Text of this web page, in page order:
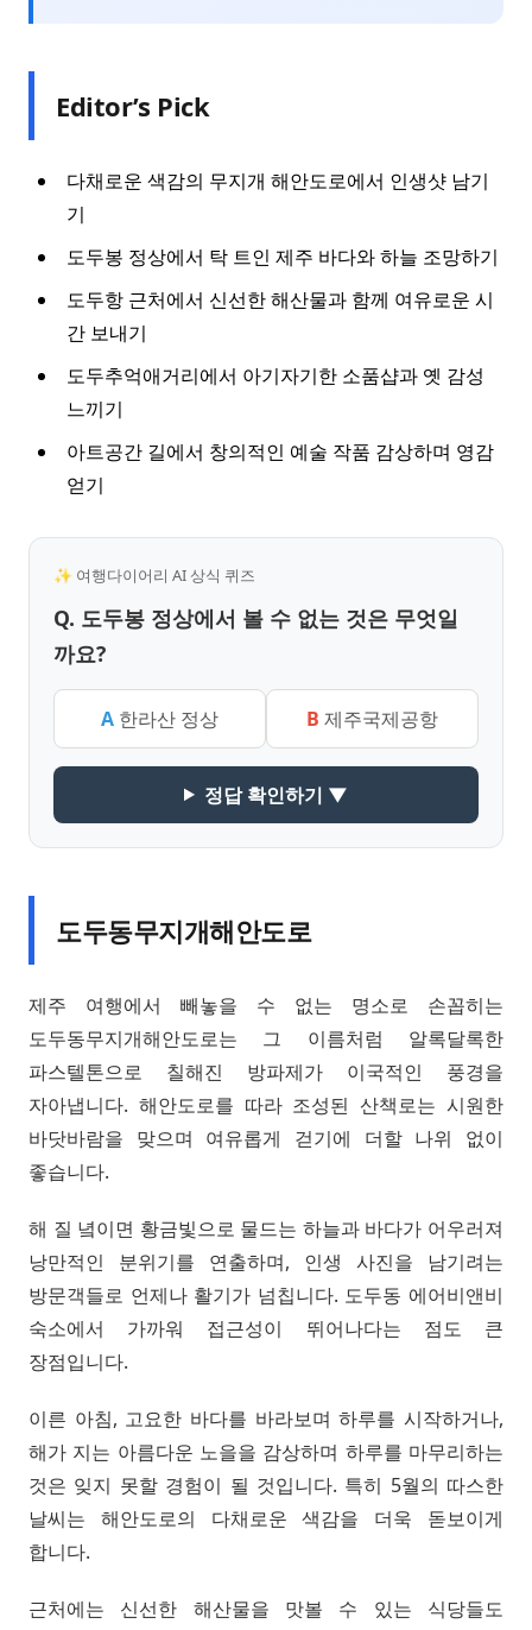
Editor’s Pick
다채로운 색감의 무지개 해안도로에서 인생샷 남기
기
도두봉 정상에서 탁 트인 제주 바다와 하늘 조망하기
도두항 근처에서 신선한 해산물과 함께 여유로운 시
간 보내기
도두추억애거리에서 아기자기한 소품샵과 옛 감성
느끼기
아트공간 길에서 창의적인 예술 작품 감상하며 영감
얻기
✨ 여행다이어리 AI 상식 퀴즈
Q. 도두봉 정상에서 볼 수 없는 것은 무엇일
까요?
A 한라산 정상 B 제주국제공항
정답 확인하기 ▼
도두동무지개해안도로
제주 여행에서 빼놓을 수 없는 명소로 손꼽히는
도두동무지개해안도로는 그 이름처럼 알록달록한
파스텔톤으로 칠해진 방파제가 이국적인 풍경을
자아냅니다. 해안도로를 따라 조성된 산책로는 시원한
바닷바람을 맞으며 여유롭게 걷기에 더할 나위 없이
좋습니다.
해 질 녘이면 황금빛으로 물드는 하늘과 바다가 어우러져
낭만적인 분위기를 연출하며, 인생 사진을 남기려는
방문객들로 언제나 활기가 넘칩니다. 도두동 에어비앤비
숙소에서 가까워 접근성이 뛰어나다는 점도 큰
장점입니다.
이른 아침, 고요한 바다를 바라보며 하루를 시작하거나,
해가 지는 아름다운 노을을 감상하며 하루를 마무리하는
것은 잊지 못할 경험이 될 것입니다. 특히 5월의 따스한
날씨는 해안도로의 다채로운 색감을 더욱 돋보이게
합니다.
근처에는 신선한 해산물을 맛볼 수 있는 식당들도